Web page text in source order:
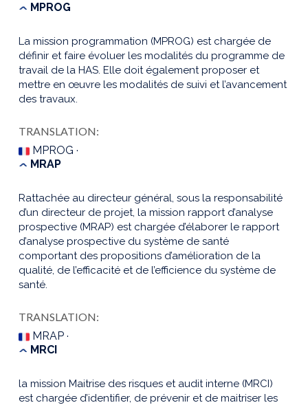
MPROG
La mission programmation (MPROG) est chargée de
définir et faire évoluer les modalités du programme de
travail de la HAS. Elle doit également proposer et
mettre en œuvre les modalités de suivi et l’avancement
des travaux.
TRANSLATION:
MPROG ·
MRAP
Rattachée au directeur général, sous la responsabilité
d’un directeur de projet, la mission rapport d’analyse
prospective (MRAP) est chargée d’élaborer le rapport
d’analyse prospective du système de santé
comportant des propositions d’amélioration de la
qualité, de l’efficacité et de l’efficience du système de
santé.
TRANSLATION:
MRAP ·
MRCI
la mission Maitrise des risques et audit interne (MRCI)
est chargée d’identifier, de prévenir et de maitriser les